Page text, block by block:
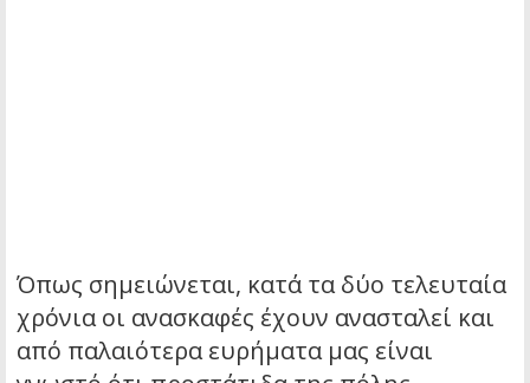
Όπως σημειώνεται, κατά τα δύο τελευταία
χρόνια οι ανασκαφές έχουν ανασταλεί και
από παλαιότερα ευρήματα μας είναι